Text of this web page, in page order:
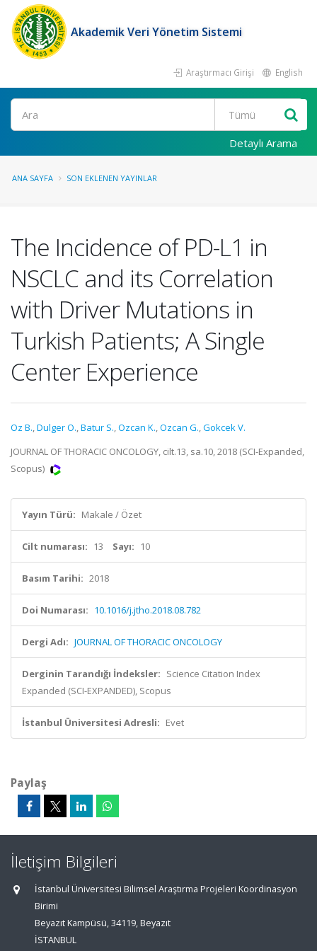
Akademik Veri Yönetim Sistemi
Araştırmacı Girişi English
Ara
Detaylı Arama
ANA SAYFA SON EKLENEN YAYINLAR
The Incidence of PD-L1 in
NSCLC and its Correlation
with Driver Mutations in
Turkish Patients; A Single
Center Experience
Oz B.,Dulger O.,Batur S.,Ozcan K.,Ozcan G.,Gokcek V.
JOURNAL OF THORACIC ONCOLOGY, cilt.13, sa.10, 2018 (SCI-Expanded,
Scopus)
Yayın Türü: Makale / Özet
Cilt numarası: 13 Sayı: 10
Basım Tarihi: 2018
Doi Numarası: 10.1016/j.jtho.2018.08.782
Dergi Adı: JOURNAL OF THORACIC ONCOLOGY
Derginin Tarandığı İndeksler: Science Citation Index
Expanded (SCI-EXPANDED), Scopus
İstanbul Üniversitesi Adresli: Evet
Paylaş
İletişim Bilgileri
İstanbul Üniversitesi Bilimsel Araştırma Projeleri Koordinasyon
Birimi
Beyazıt Kampüsü, 34119, Beyazıt
İSTANBUL